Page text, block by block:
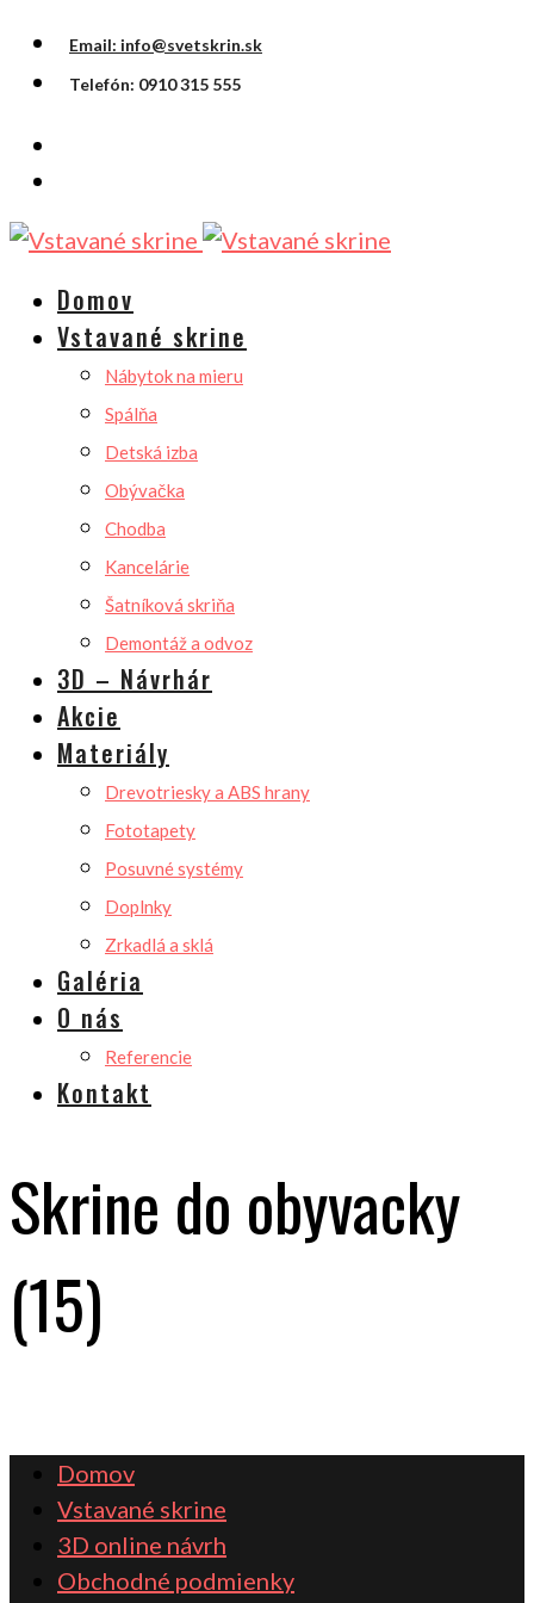
Email: info@svetskrin.sk
Telefón: 0910 315 555
Domov
Vstavané skrine
Nábytok na mieru
Spálňa
Detská izba
Obývačka
Chodba
Kancelárie
Šatníková skriňa
Demontáž a odvoz
3D – Návrhár
Akcie
Materiály
Drevotriesky a ABS hrany
Fototapety
Posuvné systémy
Doplnky
Zrkadlá a sklá
Galéria
O nás
Referencie
Kontakt
Skrine do obyvacky
(15)
Domov
Vstavané skrine
3D online návrh
Obchodné podmienky